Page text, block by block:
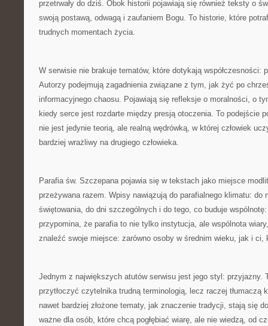
przetrwały do dziś. Obok historii pojawiają się również teksty o
swoją postawą, odwagą i zaufaniem Bogu. To historie, które
trudnych momentach życia.
W serwisie nie brakuje tematów, które dotykają współczesności:
Autorzy podejmują zagadnienia związane z tym, jak żyć po
informacyjnego chaosu. Pojawiają się refleksje o moralności, o
kiedy serce jest rozdarte między presją otoczenia. To podejście
nie jest jedynie teorią, ale realną wędrówką, w której człowiek
bardziej wrażliwy na drugiego człowieka.
Parafia św. Szczepana pojawia się w tekstach jako miejsce
przeżywana razem. Wpisy nawiązują do parafialnego klimatu: do
świętowania, do dni szczególnych i do tego, co buduje
przypomina, że parafia to nie tylko instytucja, ale wspólnota
znaleźć swoje miejsce: zarówno osoby w średnim wieku, jak i ci,
Jednym z największych atutów serwisu jest jego styl: przyjazny.
przytłoczyć czytelnika trudną terminologią, lecz raczej tłumaczą
nawet bardziej złożone tematy, jak znaczenie tradycji, stają się
ważne dla osób, które chcą pogłębiać wiarę, ale nie wiedzą, od